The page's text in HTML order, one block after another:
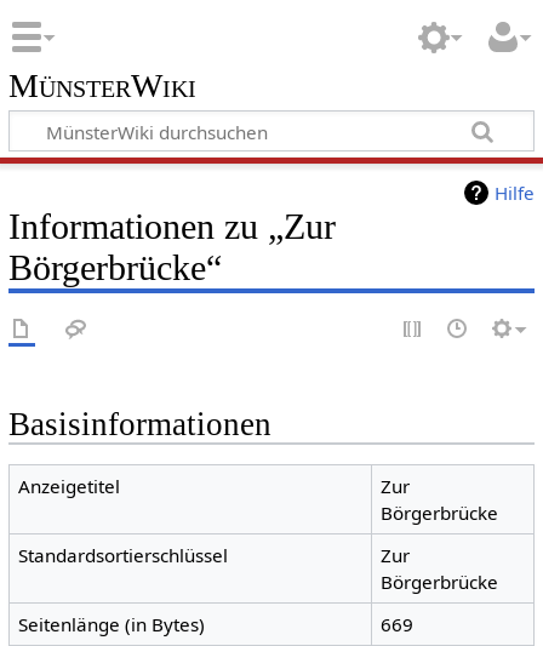
MünsterWiki
Hilfe
Informationen zu „Zur
Börgerbrücke“
Basisinformationen
Anzeigetitel
Zur
Börgerbrücke
Standardsortierschlüssel
Zur
Börgerbrücke
Seitenlänge (in Bytes)
669